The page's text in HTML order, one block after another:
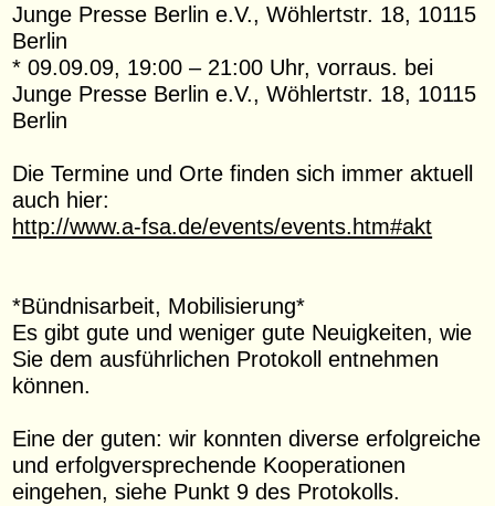
Junge Presse Berlin e.V., Wöhlertstr. 18, 10115
Berlin
* 09.09.09, 19:00 – 21:00 Uhr, vorraus. bei
Junge Presse Berlin e.V., Wöhlertstr. 18, 10115
Berlin
Die Termine und Orte finden sich immer aktuell
auch hier:
http://www.a-fsa.de/events/events.htm#akt
*Bündnisarbeit, Mobilisierung*
Es gibt gute und weniger gute Neuigkeiten, wie
Sie dem ausführlichen Protokoll entnehmen
können.
Eine der guten: wir konnten diverse erfolgreiche
und erfolgversprechende Kooperationen
eingehen, siehe Punkt 9 des Protokolls.